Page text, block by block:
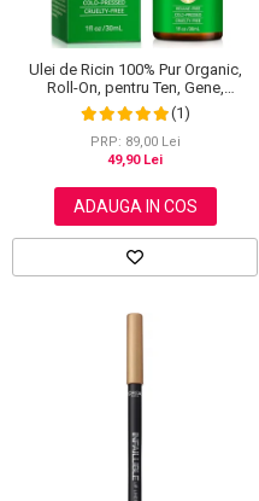
Ulei de Ricin 100% Pur Organic,
Roll-On, pentru Ten, Gene,
Sprancene, Unghii, 30 ml
(1)
PRP: 89,00 Lei
49,90 Lei
ADAUGA IN COS